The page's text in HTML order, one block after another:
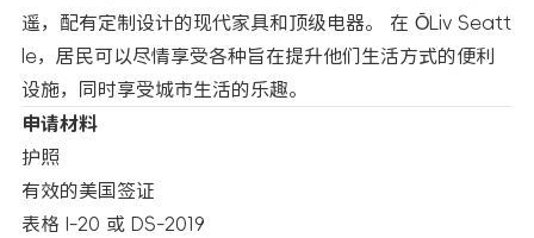
遥，配有定制设计的现代家具和顶级电器。 在 ŌLiv Seatt
le，居民可以尽情享受各种旨在提升他们生活方式的便利
设施，同时享受城市生活的乐趣。
申请材料
护照
有效的美国签证
表格 I-20 或 DS-2019